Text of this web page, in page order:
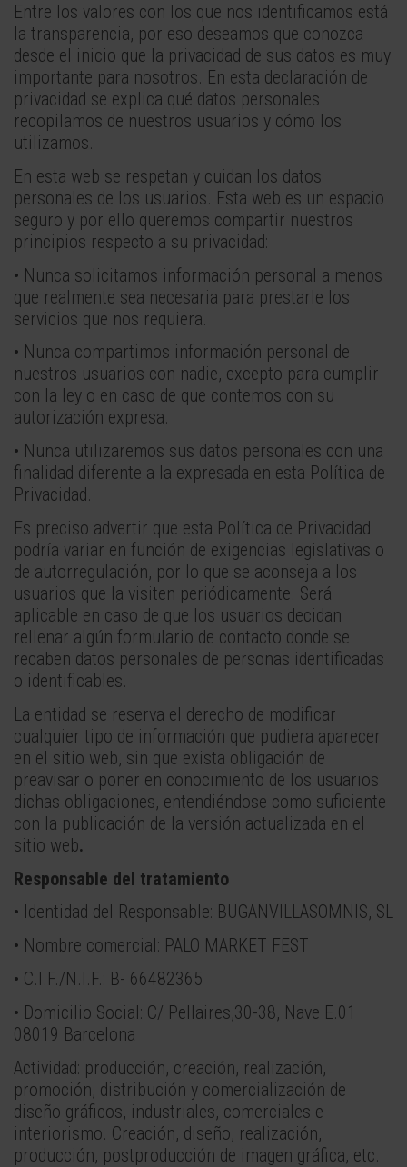
Entre los valores con los que nos identificamos está
la transparencia, por eso deseamos que conozca
desde el inicio que la privacidad de sus datos es muy
importante para nosotros. En esta declaración de
privacidad se explica qué datos personales
recopilamos de nuestros usuarios y cómo los
utilizamos.
En esta web se respetan y cuidan los datos
personales de los usuarios. Esta web es un espacio
seguro y por ello queremos compartir nuestros
principios respecto a su privacidad:
• Nunca solicitamos información personal a menos
que realmente sea necesaria para prestarle los
servicios que nos requiera.
• Nunca compartimos información personal de
nuestros usuarios con nadie, excepto para cumplir
con la ley o en caso de que contemos con su
autorización expresa.
• Nunca utilizaremos sus datos personales con una
finalidad diferente a la expresada en esta Política de
Privacidad.
Es preciso advertir que esta Política de Privacidad
podría variar en función de exigencias legislativas o
de autorregulación, por lo que se aconseja a los
usuarios que la visiten periódicamente. Será
aplicable en caso de que los usuarios decidan
rellenar algún formulario de contacto donde se
recaben datos personales de personas identificadas
o identificables.
La entidad se reserva el derecho de modificar
cualquier tipo de información que pudiera aparecer
en el sitio web, sin que exista obligación de
preavisar o poner en conocimiento de los usuarios
dichas obligaciones, entendiéndose como suficiente
con la publicación de la versión actualizada en el
sitio web.
Responsable del tratamiento
• Identidad del Responsable: BUGANVILLASOMNIS, SL
• Nombre comercial: PALO MARKET FEST
• C.I.F./N.I.F.: B- 66482365
• Domicilio Social: C/ Pellaires,30-38, Nave E.01
08019 Barcelona
Actividad: producción, creación, realización,
promoción, distribución y comercialización de
diseño gráficos, industriales, comerciales e
interiorismo. Creación, diseño, realización,
producción, postproducción de imagen gráfica, etc.